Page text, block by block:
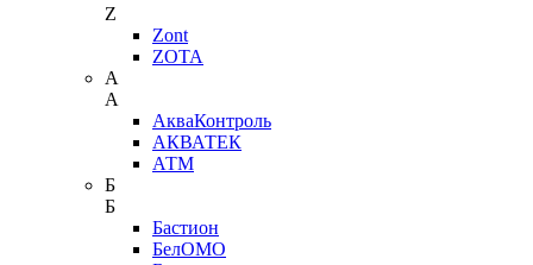
Z
Zont
ZOTA
А
А
АкваКонтроль
АКВАТЕК
АТМ
Б
Б
Бастион
БелОМО